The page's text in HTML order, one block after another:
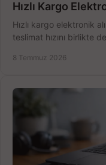
Hızlı Kargo
Hızlı kargo elektronik
teslimat hızını birlikte
8 Temmuz 2026